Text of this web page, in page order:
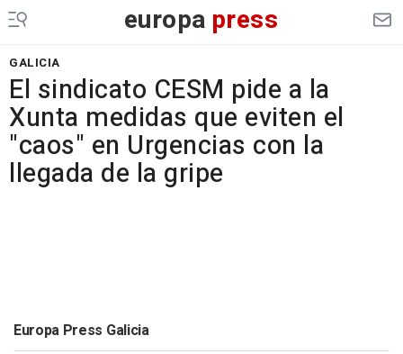
europa press
GALICIA
El sindicato CESM pide a la
Xunta medidas que eviten el
"caos" en Urgencias con la
llegada de la gripe
Europa Press Galicia